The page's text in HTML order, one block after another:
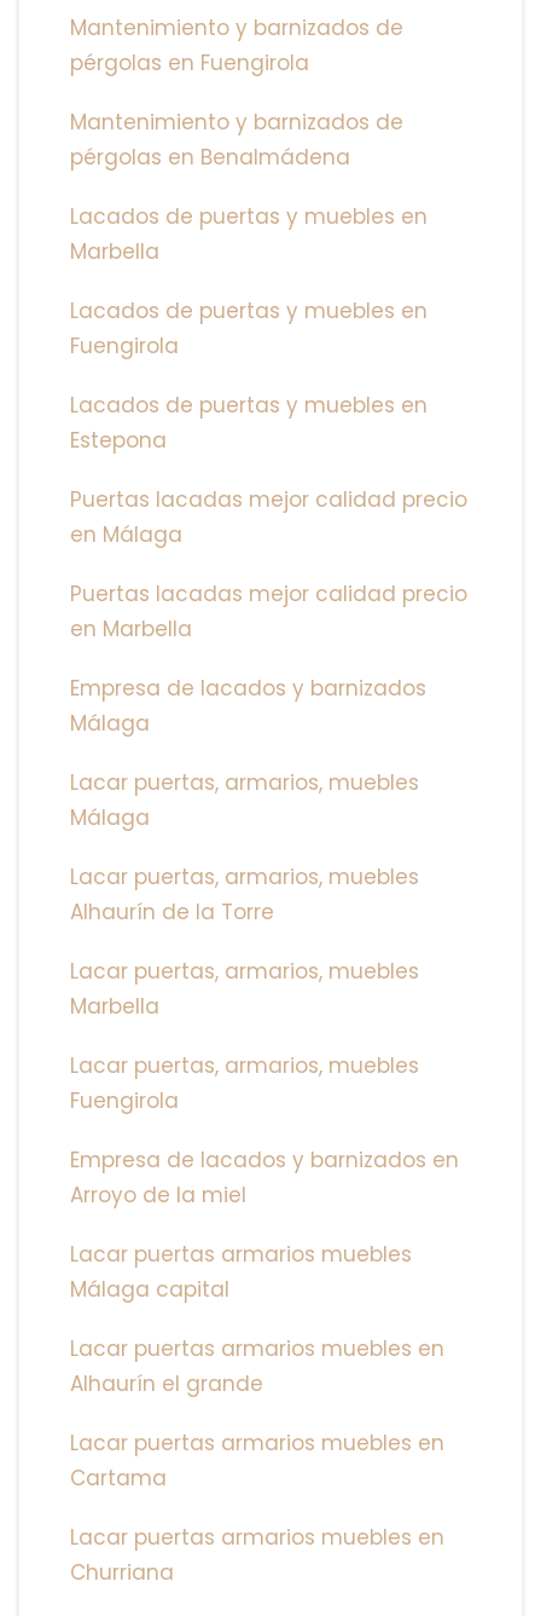
Mantenimiento y barnizados de
pérgolas en Fuengirola
Mantenimiento y barnizados de
pérgolas en Benalmádena
Lacados de puertas y muebles en
Marbella
Lacados de puertas y muebles en
Fuengirola
Lacados de puertas y muebles en
Estepona
Puertas lacadas mejor calidad precio
en Málaga
Puertas lacadas mejor calidad precio
en Marbella
Empresa de lacados y barnizados
Málaga
Lacar puertas, armarios, muebles
Málaga
Lacar puertas, armarios, muebles
Alhaurín de la Torre
Lacar puertas, armarios, muebles
Marbella
Lacar puertas, armarios, muebles
Fuengirola
Empresa de lacados y barnizados en
Arroyo de la miel
Lacar puertas armarios muebles
Málaga capital
Lacar puertas armarios muebles en
Alhaurín el grande
Lacar puertas armarios muebles en
Cartama
Lacar puertas armarios muebles en
Churriana